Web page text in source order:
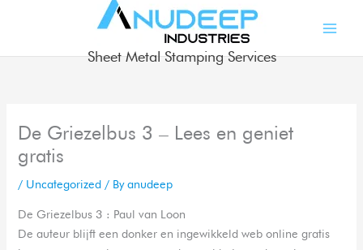
Sheet Metal Stamping Services
De Griezelbus 3 – Lees en geniet
gratis
/ Uncategorized / Byanudeep
De Griezelbus 3 : Paul van Loon
De auteur blijft een donker en ingewikkeld web online gratis